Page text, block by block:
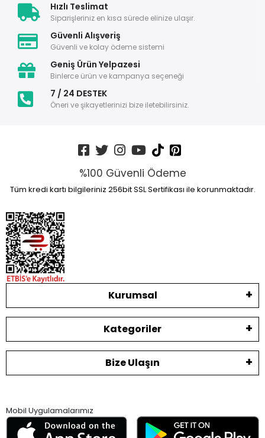
Hızlı Teslimat
Siparişleriniz en kısa sürede elinize ulaşır.
Güvenli Alışveriş
Güvenli ve kolay ödeme sistemi
Geniş Ürün Yelpazesi
Binlerce ürün ve kampanya seçeneği
7 / 24 DESTEK
Öneri ve şikayetlerinizi bize iletebilirsiniz.
%100 Güvenli Ödeme
Tüm kredi kartı bilgileriniz 256bit SSL Sertifikası ile korunmaktadır.
Kurumsal
Kategoriler
Bize Ulaşın
Mobil Uygulamalarımız